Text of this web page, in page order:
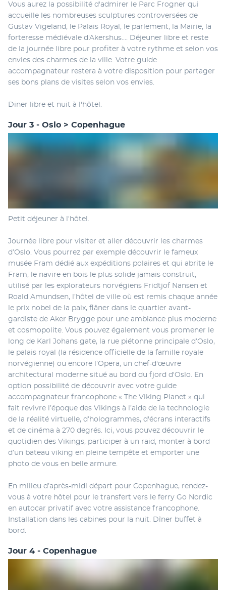
Vous aurez la possibilité d'admirer le Parc Frogner qui
accueille les nombreuses sculptures controversées de
Gustav Vigeland, le Palais Royal, le parlement, la Mairie, la
forteresse médiévale d'Akershus.... Déjeuner libre et reste
de la journée libre pour profiter à votre rythme et selon vos
envies des charmes de la ville. Votre guide
accompagnateur restera à votre disposition pour partager
ses bons plans de visites selon vos envies.
Diner libre et nuit à l'hôtel.
Jour 3 - Oslo > Copenhague
Petit déjeuner à l'hôtel.
Journée libre pour visiter et aller découvrir les charmes
d’Oslo. Vous pourrez par exemple découvrir le fameux
musée Fram dédié aux expéditions polaires et qui abrite le
Fram, le navire en bois le plus solide jamais construit,
utilisé par les explorateurs norvégiens Fridtjof Nansen et
Roald Amundsen, l’hôtel de ville où est remis chaque année
le prix nobel de la paix, flâner dans le quartier avant-
gardiste de Aker Brygge pour une ambiance plus moderne
et cosmopolite. Vous pouvez également vous promener le
long de Karl Johans gate, la rue piétonne principale d’Oslo,
le palais royal (la résidence officielle de la famille royale
norvégienne) ou encore l’Opera, un chef-d'œuvre
architectural moderne situé au bord du fjord d'Oslo. En
option possibilité de découvrir avec votre guide
accompagnateur francophone « The Viking Planet » qui
fait revivre l’époque des Vikings à l’aide de la technologie
de la réalité virtuelle, d’hologrammes, d'écrans interactifs
et de cinéma à 270 degrés. Ici, vous pouvez découvrir le
quotidien des Vikings, participer à un raid, monter à bord
d’un bateau viking en pleine tempête et emporter une
photo de vous en belle armure.
En milieu d’après-midi départ pour Copenhague, rendez-
vous à votre hôtel pour le transfert vers le ferry Go Nordic
en autocar privatif avec votre assistance francophone.
Installation dans les cabines pour la nuit. Dîner buffet à
bord.
Jour 4 - Copenhague